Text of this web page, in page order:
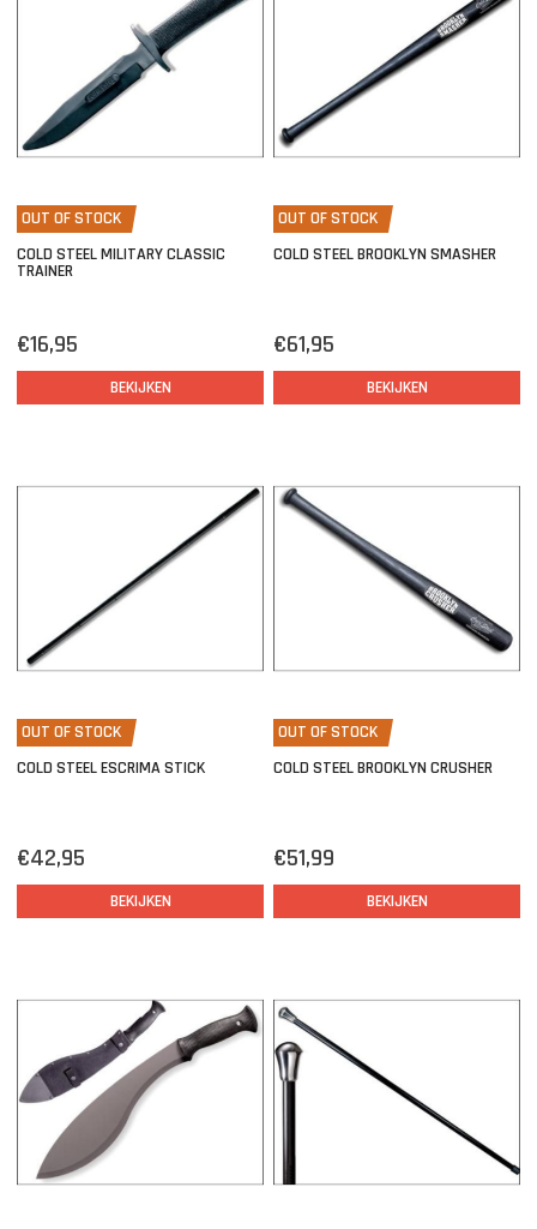
OUT OF STOCK
COLD STEEL MILITARY CLASSIC
TRAINER
€16,95
BEKIJKEN
OUT OF STOCK
COLD STEEL BROOKLYN SMASHER
€61,95
BEKIJKEN
OUT OF STOCK
COLD STEEL ESCRIMA STICK
€42,95
BEKIJKEN
OUT OF STOCK
COLD STEEL BROOKLYN CRUSHER
€51,99
BEKIJKEN